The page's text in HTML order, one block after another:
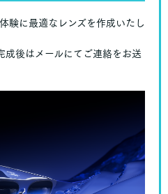
験に最適なレンズを作成いたし
成後はメールにてご連絡をお送